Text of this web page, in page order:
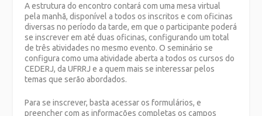
A estrutura do encontro contará com uma mesa virtual
pela manhã, disponível a todos os inscritos e com oficinas
diversas no período da tarde, em que o participante poderá
se inscrever em até duas oficinas, configurando um total
de três atividades no mesmo evento. O seminário se
configura como uma atividade aberta a todos os cursos do
CEDERJ, da UFRRJ e a quem mais se interessar pelos
temas que serão abordados.
Para se inscrever, basta acessar os formulários, e
preencher com as informações completas os campos